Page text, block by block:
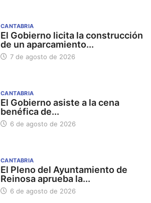
CANTABRIA
El Gobierno licita la construcción
de un aparcamiento...
7 de agosto de 2026
CANTABRIA
El Gobierno asiste a la cena
benéfica de...
6 de agosto de 2026
CANTABRIA
El Pleno del Ayuntamiento de
Reinosa aprueba la...
6 de agosto de 2026